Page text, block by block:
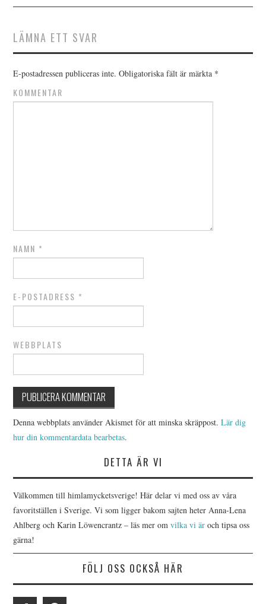
LÄMNA ETT SVAR
E-postadressen publiceras inte. Obligatoriska fält är märkta *
KOMMENTAR
NAMN *
E-POSTADRESS *
WEBBPLATS
Denna webbplats använder Akismet för att minska skräppost.Lär dig
hur din kommentardata bearbetas.
DETTA ÄR VI
Välkommen till himlamycketsverige! Här delar vi med oss av våra
favoritställen i Sverige. Vi som ligger bakom sajten heter Anna-Lena
Ahlberg och Karin Löwencrantz – läs mer omvilka vi är och tipsa oss
gärna!
FÖLJ OSS OCKSÅ HÄR